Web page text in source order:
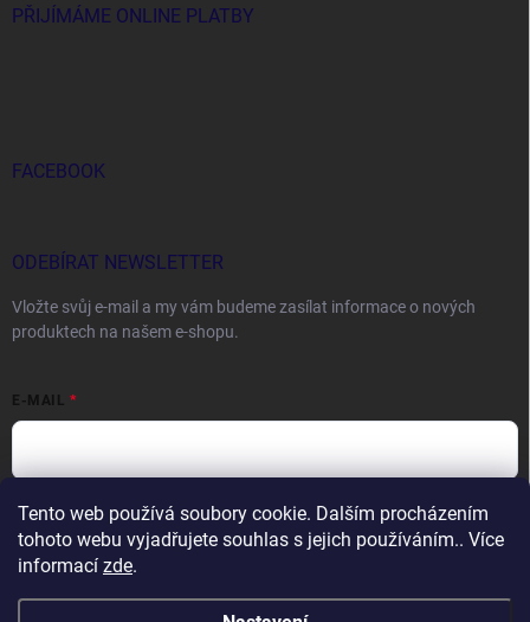
Tento web používá soubory cookie. Dalším procházením
tohoto webu vyjadřujete souhlas s jejich používáním.. Více
informací zde.
PŘIJÍMÁME ONLINE PLATBY
FACEBOOK
ODEBÍRAT NEWSLETTER
Vložte svůj e-mail a my vám budeme zasílat informace o nových
produktech na našem e-shopu.
E-MAIL
Vložením e-mailu souhlasíte spodmínkami ochrany osobních údajů
Přihlásit se